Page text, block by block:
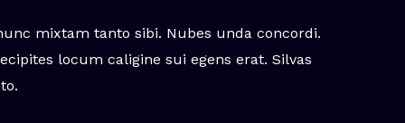
mixtam tanto sibi. Nubes unda concordi.
locum caligine sui egens erat. Silvas